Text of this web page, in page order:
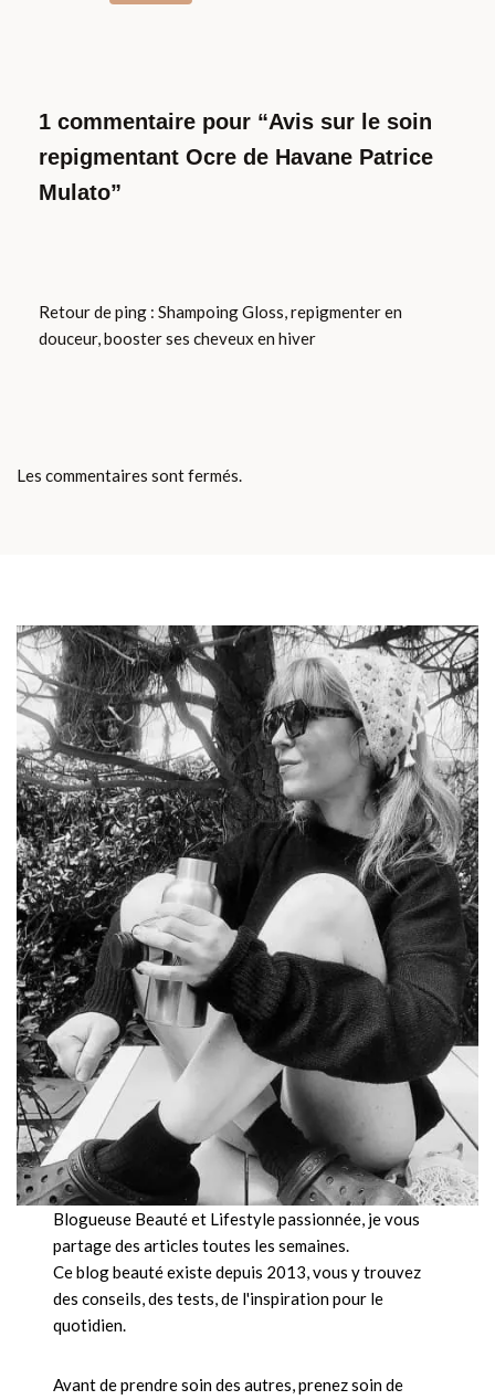
1 commentaire pour “Avis sur le soin
repigmentant Ocre de Havane Patrice
Mulato”
Retour de ping : Shampoing Gloss, repigmenter en
douceur, booster ses cheveux en hiver
Les commentaires sont fermés.
Blogueuse Beauté et Lifestyle passionnée, je vous
partage des articles toutes les semaines.
Ce blog beauté existe depuis 2013, vous y trouvez
des conseils, des tests, de l'inspiration pour le
quotidien.
Avant de prendre soin des autres, prenez soin de